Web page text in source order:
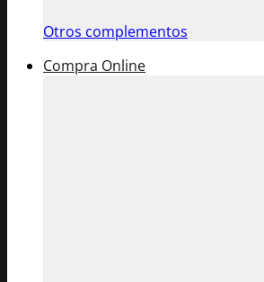
Otros complementos
Compra Online